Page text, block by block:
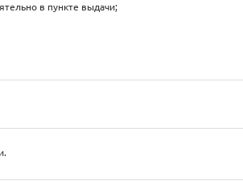
в пункте выдачи;